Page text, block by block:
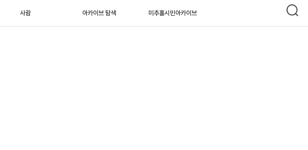
사람 아카이브 탐색 미추홀시민아카이브